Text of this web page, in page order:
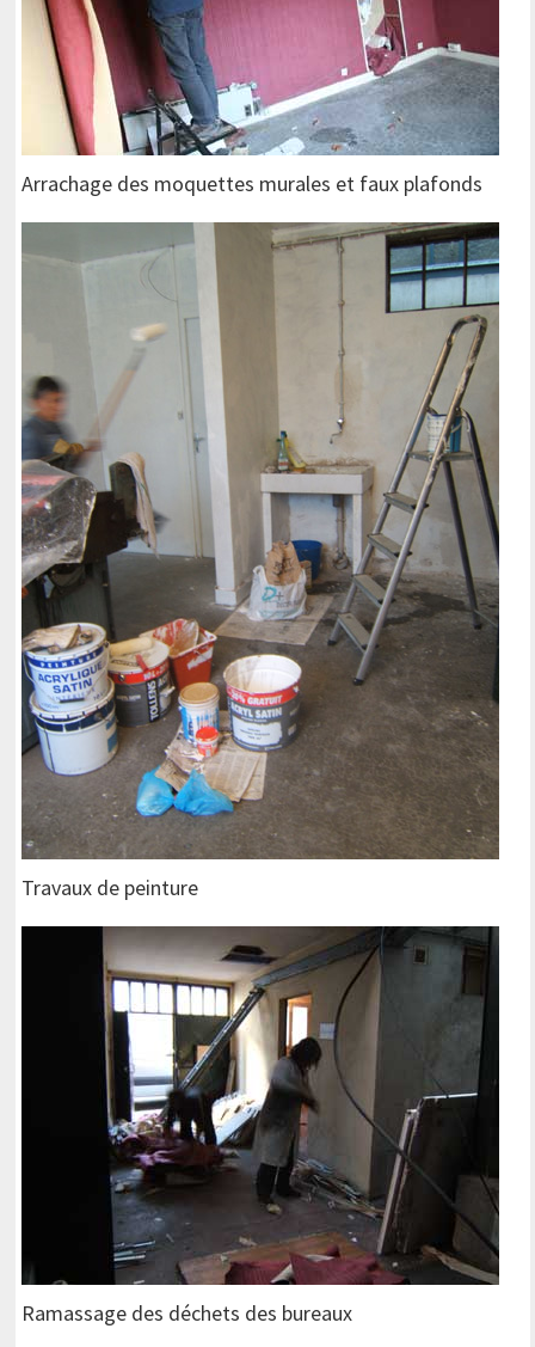
Arrachage des moquettes murales et faux plafonds
Travaux de peinture
Ramassage des déchets des bureaux